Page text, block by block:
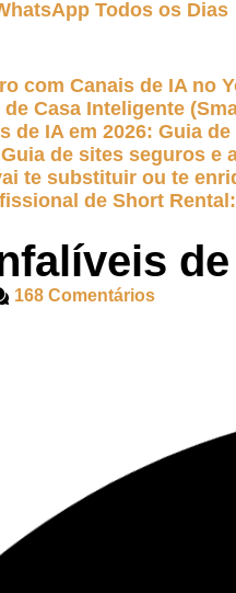
Todos os Dias
com Canais de IA no
Casa Inteligente
de IA em 2026: Guia
de sites seguros e
te substituir ou te
de Short
168 Comentários